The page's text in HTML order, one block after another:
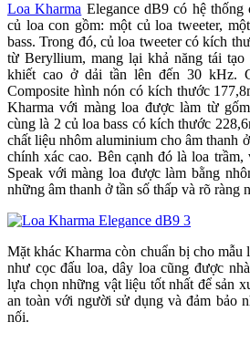
Loa Kharma Elegance dB9 có hệ
củ loa con gồm: một củ loa tweeter,
bass. Trong đó, củ loa tweeter có kích
từ Beryllium, mang lại khả năng tái tạo
khiết cao ở dải tần lên đến 30 kHz.
Composite hình nón có kích thước
Kharma với màng loa được làm từ
cùng là 2 củ loa bass có kích thước
chất liệu nhôm aluminium cho âm thanh
chính xác cao. Bên cạnh đó là loa
Speak với màng loa được làm bằng
những âm thanh ở tần số thấp và rõ ràng
Mặt khác Kharma còn chuẩn bị cho mẫu
như cọc đấu loa, dây loa cũng được
lựa chọn những vật liệu tốt nhất để sản
an toàn với người sử dụng và đảm bảo
nối.